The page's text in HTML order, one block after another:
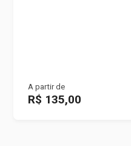
A partir de
R$ 135,00